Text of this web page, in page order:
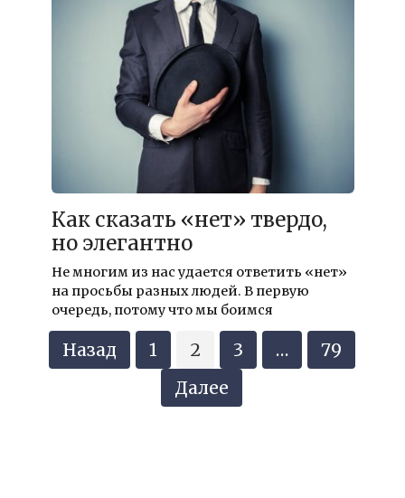
Как сказать «нет» твердо,
но элегантно
Не многим из нас удается ответить «нет»
на просьбы разных людей. В первую
очередь, потому что мы боимся
Навигация
Назад 1 2 3 …
79
Далее